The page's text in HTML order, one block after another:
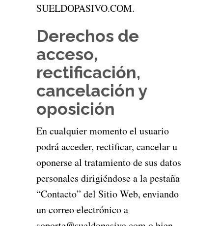
SUELDOPASIVO.COM.
Derechos de
acceso,
rectificación,
cancelación y
oposición
En cualquier momento el usuario
podrá acceder, rectificar, cancelar u
oponerse al tratamiento de sus datos
personales dirigiéndose a la pestaña
“Contacto” del Sitio Web, enviando
un correo electrónico a